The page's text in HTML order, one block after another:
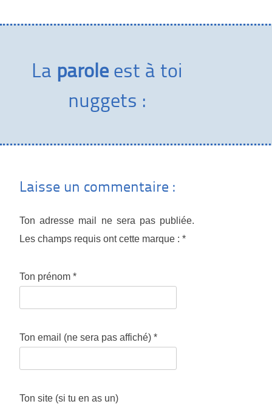
La paroleest à toi
nuggets :
Laisse un commentaire :
Ton adresse mail ne sera pas publiée.
Les champs requis ont cette marque : *
Ton prénom *
Ton email (ne sera pas affiché) *
Ton site (si tu en as un)